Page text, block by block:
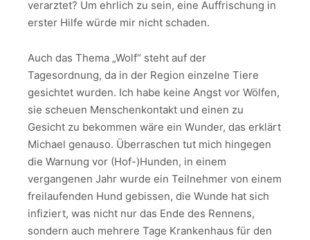
verarztet? Um ehrlich zu sein, eine Auffrischung in
erster Hilfe würde mir nicht schaden.
Auch das Thema „Wolf“ steht auf der
Tagesordnung, da in der Region einzelne Tiere
gesichtet wurden. Ich habe keine Angst vor Wölfen,
sie scheuen Menschenkontakt und einen zu
Gesicht zu bekommen wäre ein Wunder, das erklärt
Michael genauso. Überraschen tut mich hingegen
die Warnung vor (Hof-)Hunden, in einem
vergangenen Jahr wurde ein Teilnehmer von einem
freilaufenden Hund gebissen, die Wunde hat sich
infiziert, was nicht nur das Ende des Rennens,
sondern auch mehrere Tage Krankenhaus für den